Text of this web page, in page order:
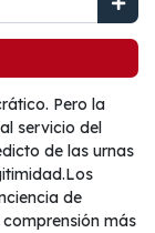
Pero la
servicio del
de las urnas
de
más